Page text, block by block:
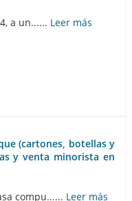
a un...... Leer más
(cartones, botellas y
y venta minorista en
compu...... Leer más